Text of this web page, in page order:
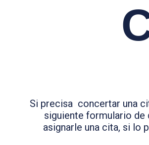
Si precisa concertar una
siguiente formulario
asignarle una cita, si lo